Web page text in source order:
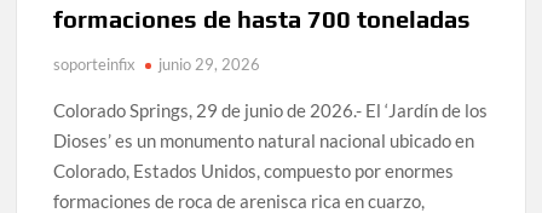
formaciones de hasta 700 toneladas
soporteinfix junio 29, 2026
Colorado Springs, 29 de junio de 2026.- El ‘Jardín de los
Dioses’ es un monumento natural nacional ubicado en
Colorado, Estados Unidos, compuesto por enormes
formaciones de roca de arenisca rica en cuarzo,